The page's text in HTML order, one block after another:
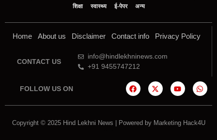
शिक्षा
स्वास्थ्य ई-पेपर अन्य
Home About us Disclaimer Contact info Privacy Policy
CONTACT US
info@hindlekhninews.com
+91 9455747212
FOLLOW US ON
Copyright © 2025 Hind Lekhni News | Powered by Marketing Hack4U